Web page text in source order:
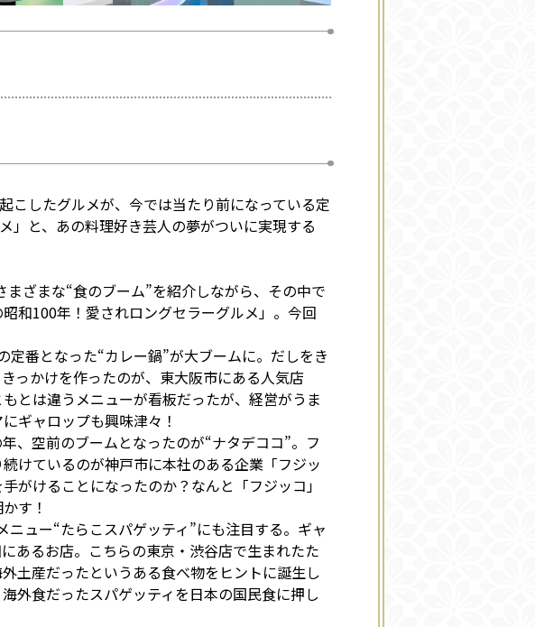
こしたグルメが、今では当たり前になっている定
」と、あの料理好き芸人の夢がついに実現する
ざまな“食のブーム”を紹介しながら、その中で
和100年！愛されロングセラーグルメ」。今回
番となった“カレー鍋”が大ブームに。だしをき
っかけを作ったのが、東大阪市にある人気店
とは違うメニューが看板だったが、経営がうま
ギャロップも興味津々！
、空前のブームとなったのが“ナタデココ”。フ
けているのが神戸市に本社のある企業「フジッ
がけることになったのか？なんと「フジッコ」
す！
ュー“たらこスパゲッティ”にも注目する。ギャ
あるお店。こちらの東京・渋谷店で生まれたた
土産だったというある食べ物をヒントに誕生し
外食だったスパゲッティを日本の国民食に押し